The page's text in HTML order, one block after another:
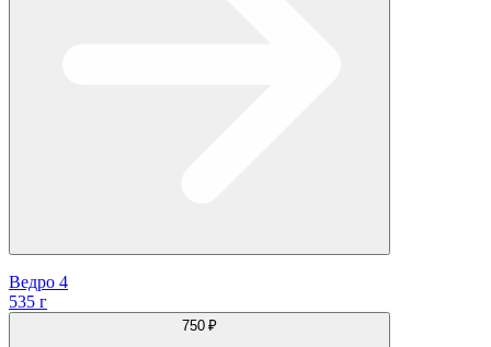
Ведро 4
535 г
750 ₽